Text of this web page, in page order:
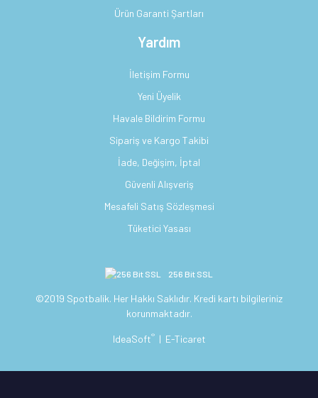
Ürün Garanti Şartları
Yardım
İletişim Formu
Yeni Üyelik
Havale Bildirim Formu
Sipariş ve Kargo Takibi
İade, Değişim, İptal
Güvenli Alışveriş
Mesafeli Satış Sözleşmesi
Tüketici Yasası
256 Bit SSL
©2019 Spotbalik. Her Hakkı Saklıdır. Kredi kartı bilgileriniz
korunmaktadır.
IdeaSoft® | E-Ticaret